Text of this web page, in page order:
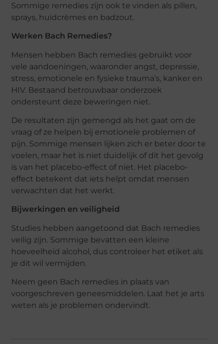
Sommige remedies zijn ook te vinden als pillen,
sprays, huidcrèmes en badzout.
Werken Bach Remedies?
Mensen hebben Bach remedies gebruikt voor
vele aandoeningen, waaronder angst, depressie,
stress, emotionele en fysieke trauma’s, kanker en
HIV. Bestaand betrouwbaar onderzoek
ondersteunt deze beweringen niet.
De resultaten zijn gemengd als het gaat om de
vraag of ze helpen bij emotionele problemen of
pijn. Sommige mensen lijken zich er beter door te
voelen, maar het is niet duidelijk of dit het gevolg
is van het placebo-effect of niet. Het placebo-
effect betekent dat iets helpt omdat mensen
verwachten dat het werkt.
Bijwerkingen en veiligheid
Studies hebben aangetoond dat Bach remedies
veilig zijn. Sommige bevatten een kleine
hoeveelheid alcohol, dus controleer het etiket als
je dit wil vermijden.
Neem geen Bach remedies in plaats van
voorgeschreven geneesmiddelen. Laat het je arts
weten als je problemen ondervindt.